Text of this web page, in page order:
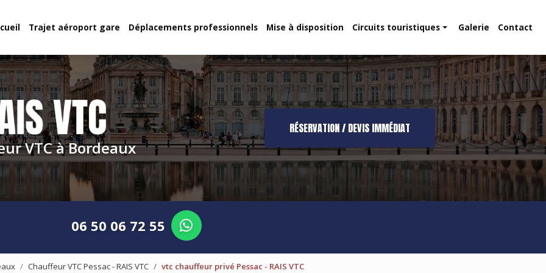
Trajet aéroport gare Déplacements professionnels Mise à disposition Circuits touristiques
Route des vins
Dune du Pilat
Galerie Contact
VTC à Bordeaux
RÉSERVATION / DEVIS IMMÉDIAT
06 50 06 72 55
Chauffeur VTC Pessac - RAIS VTC vtc chauffeur privé Pessac - RAIS VTC